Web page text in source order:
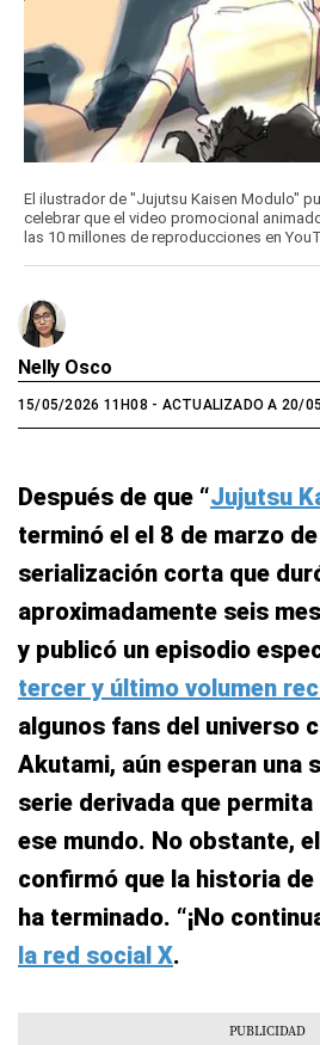
El ilustrador de "Jujutsu Kaisen Modulo"
celebrar que el video promocional
las 10 millones de reproducciones en
Nelly Osco
15/05/2026 11H08 - ACTUALIZADO A 20/
Después de que “Jujutsu
terminó el el 8 de marzo
serialización corta que
aproximadamente seis
y publicó un episodio
tercer y último volumen
algunos fans del universo
Akutami, aún esperan una
serie derivada que
ese mundo. No obstante,
confirmó que la historia de
ha terminado. “¡No
la red social X.